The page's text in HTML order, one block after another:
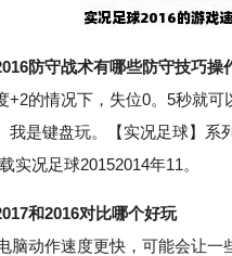
防守战术有哪些防守技巧操
的情况下，失位0。5秒就可
我是键盘玩。【实况足球】系
实况足球20152014年11。
和2016对比哪个好玩
动作速度更快，可能会让一